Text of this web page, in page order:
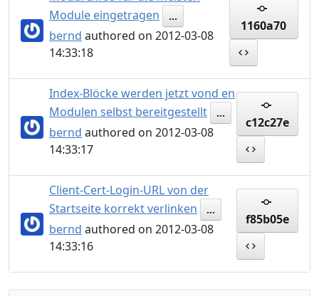
Module eingetragen
...
bernd authored on 2012-03-08
14:33:18
1160a70
Index-Blöcke werden jetzt vond en
Modulen selbst bereitgestellt
...
bernd authored on 2012-03-08
14:33:17
c12c27e
Client-Cert-Login-URL von der
Startseite korrekt verlinken
...
bernd authored on 2012-03-08
14:33:16
f85b05e